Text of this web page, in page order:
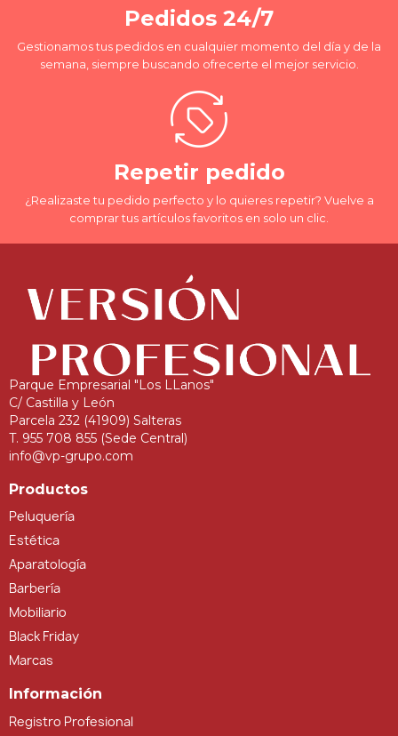
Pedidos 24/7
Gestionamos tus pedidos en cualquier momento del día y de la
semana, siempre buscando ofrecerte el mejor servicio.
Repetir pedido
¿Realizaste tu pedido perfecto y lo quieres repetir? Vuelve a
comprar tus artículos favoritos en solo un clic.
Parque Empresarial "Los LLanos"
C/ Castilla y León
Parcela 232 (41909) Salteras
T. 955 708 855 (Sede Central)
info@vp-grupo.com
Productos
Peluquería
Estética
Aparatología
Barbería
Mobiliario
Black Friday
Marcas
Información
Registro Profesional